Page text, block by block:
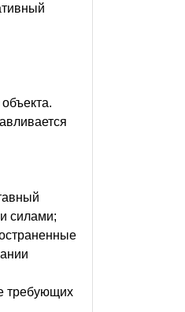
силами;
требующих